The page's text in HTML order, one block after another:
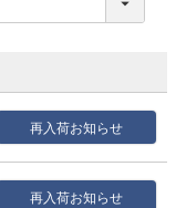
再入荷お知らせ
再入荷お知らせ